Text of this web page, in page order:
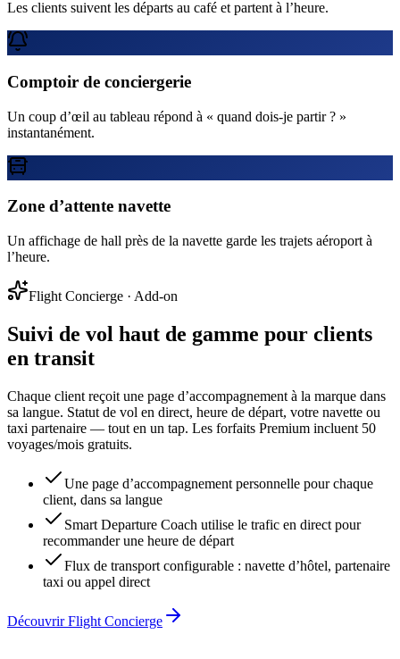
Les clients suivent les départs au café et partent à l’heure.
Comptoir de conciergerie
Un coup d’œil au tableau répond à « quand dois-je partir ? »
instantanément.
Zone d’attente navette
Un affichage de hall près de la navette garde les trajets aéroport à
l’heure.
Flight Concierge · Add-on
Suivi de vol haut de gamme pour clients
en transit
Chaque client reçoit une page d’accompagnement à la marque dans
sa langue. Statut de vol en direct, heure de départ, votre navette ou
taxi partenaire — tout en un tap. Les forfaits Premium incluent 50
voyages/mois gratuits.
Une page d’accompagnement personnelle pour chaque
client, dans sa langue
Smart Departure Coach utilise le trafic en direct pour
recommander une heure de départ
Flux de transport configurable : navette d’hôtel, partenaire
taxi ou appel direct
Découvrir Flight Concierge